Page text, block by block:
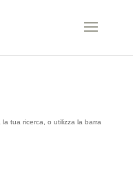
tua ricerca, o utilizza la barra